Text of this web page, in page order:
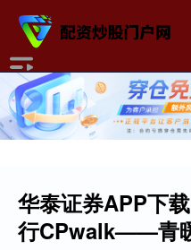
华泰证券APP下
行CPwalk——青